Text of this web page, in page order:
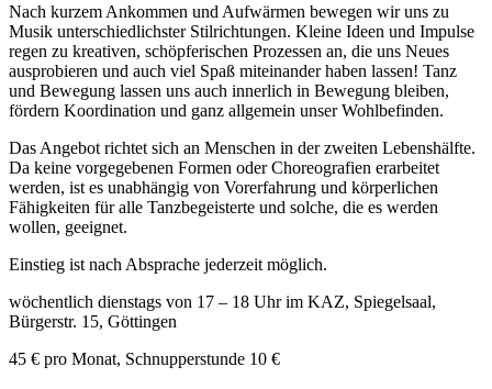
Nach kurzem Ankommen und Aufwärmen bewegen wir uns zu
Musik unterschiedlichster Stilrichtungen. Kleine Ideen und Impulse
regen zu kreativen, schöpferischen Prozessen an, die uns Neues
ausprobieren und auch viel Spaß miteinander haben lassen! Tanz
und Bewegung lassen uns auch innerlich in Bewegung bleiben,
fördern Koordination und ganz allgemein unser Wohlbefinden.
Das Angebot richtet sich an Menschen in der zweiten Lebenshälfte.
Da keine vorgegebenen Formen oder Choreografien erarbeitet
werden, ist es unabhängig von Vorerfahrung und körperlichen
Fähigkeiten für alle Tanzbegeisterte und solche, die es werden
wollen, geeignet.
Einstieg ist nach Absprache jederzeit möglich.
wöchentlich dienstags von 17 – 18 Uhr im KAZ, Spiegelsaal,
Bürgerstr. 15, Göttingen
45 € pro Monat, Schnupperstunde 10 €